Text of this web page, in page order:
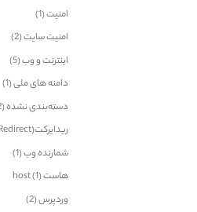
امنیت(1)
امنیت سایت(2)
اینترنت و وب(5)
دامنه های ملی(1)
دسته‌بندی نشده(2)
ریدایرکت(Redirect)
شمارنده وب(1)
هاست host(1)
وردپرس(2)